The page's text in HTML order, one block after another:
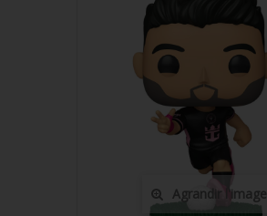
FIGURINES POP MUSIQUE
FIGURINES POP SÉRIE TV
FIGURINES POP AUTRES FILMS
FIGURINES POP SPORTS
FIGURINES POP HARRY POTTER
Agrandir l'image